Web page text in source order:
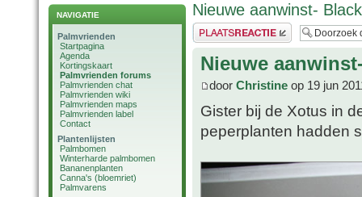
NAVIGATIE
Palmvrienden
Startpagina
Agenda
Kortingskaart
Palmvrienden forums
Palmvrienden chat
Palmvrienden wiki
Palmvrienden maps
Palmvrienden label
Contact
Plantenlijsten
Palmbomen
Winterharde palmbomen
Bananenplanten
Canna's (bloemriet)
Palmvarens
Nieuwe aanwinst-
Plaats een reactie
Nieuwe
door Christine op 19 jun
Gister bij de Xotus in
peperplanten hadden